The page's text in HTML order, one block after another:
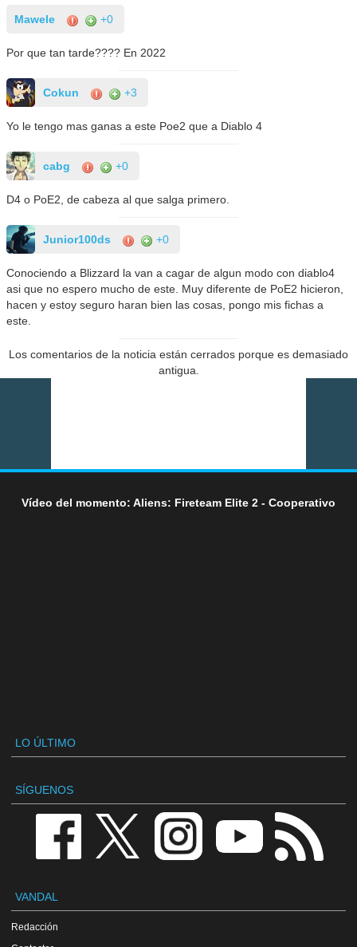
Mawele +0
Por que tan tarde???? En 2022
Cokun +3
Yo le tengo mas ganas a este Poe2 que a Diablo 4
cabg +0
D4 o PoE2, de cabeza al que salga primero.
Junior100ds +0
Conociendo a Blizzard la van a cagar de algun modo con diablo4
asi que no espero mucho de este. Muy diferente de PoE2 hicieron,
hacen y estoy seguro haran bien las cosas, pongo mis fichas a
este.
Los comentarios de la noticia están cerrados porque es demasiado
antigua.
Vídeo del momento: Aliens: Fireteam Elite 2 - Cooperativo
LO ÚLTIMO
SÍGUENOS
VANDAL
Redacción